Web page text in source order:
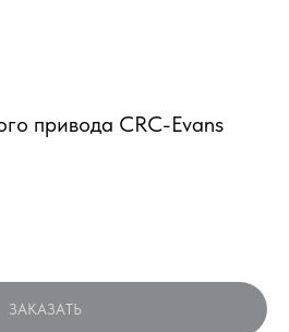
привода CRC-Evans
ЗАКАЗАТЬ